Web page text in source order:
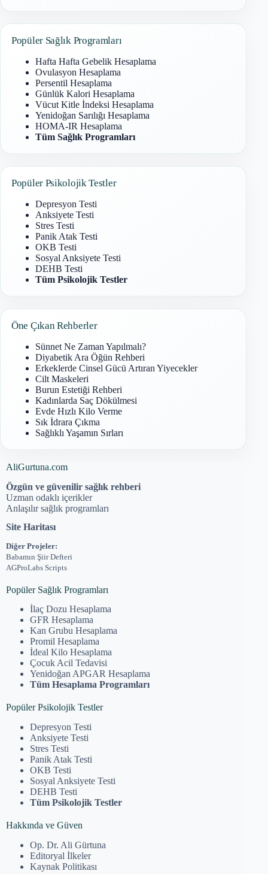
Popüler Sağlık Programları
Hafta Hafta Gebelik Hesaplama
Ovulasyon Hesaplama
Persentil Hesaplama
Günlük Kalori Hesaplama
Vücut Kitle İndeksi Hesaplama
Yenidoğan Sarılığı Hesaplama
HOMA-IR Hesaplama
Tüm Sağlık Programları
Popüler Psikolojik Testler
Depresyon Testi
Anksiyete Testi
Stres Testi
Panik Atak Testi
OKB Testi
Sosyal Anksiyete Testi
DEHB Testi
Tüm Psikolojik Testler
Öne Çıkan Rehberler
Sünnet Ne Zaman Yapılmalı?
Diyabetik Ara Öğün Rehberi
Erkeklerde Cinsel Gücü Artıran Yiyecekler
Cilt Maskeleri
Burun Estetiği Rehberi
Kadınlarda Saç Dökülmesi
Evde Hızlı Kilo Verme
Sık İdrara Çıkma
Sağlıklı Yaşamın Sırları
AliGurtuna.com
Özgün ve güvenilir sağlık rehberi
Uzman odaklı içerikler
Anlaşılır sağlık programları
Site Haritası
Diğer Projeler:
Babamın Şiir Defteri
AGProLabs Scripts
Popüler Sağlık Programları
İlaç Dozu Hesaplama
GFR Hesaplama
Kan Grubu Hesaplama
Promil Hesaplama
İdeal Kilo Hesaplama
Çocuk Acil Tedavisi
Yenidoğan APGAR Hesaplama
Tüm Hesaplama Programları
Popüler Psikolojik Testler
Depresyon Testi
Anksiyete Testi
Stres Testi
Panik Atak Testi
OKB Testi
Sosyal Anksiyete Testi
DEHB Testi
Tüm Psikolojik Testler
Hakkında ve Güven
Op. Dr. Ali Gürtuna
Editoryal İlkeler
Kaynak Politikası